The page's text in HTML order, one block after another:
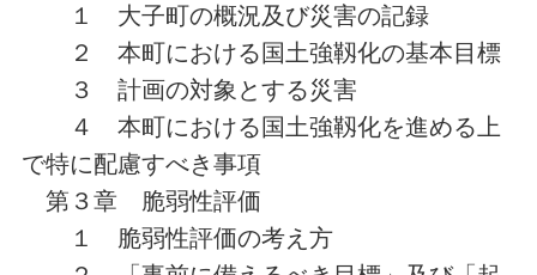
１ 大子町の概況及び災害の記録
２ 本町における国土強靱化の基本目標
３ 計画の対象とする災害
４ 本町における国土強靱化を進める上
で特に配慮すべき事項
第３章 脆弱性評価
１ 脆弱性評価の考え方